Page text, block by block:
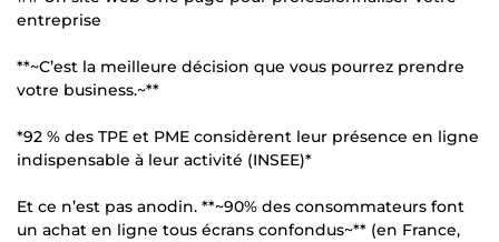
entreprise
**~C’est la meilleure décision que vous pourrez prendre
votre business.~**
*92 % des TPE et PME considèrent leur présence en ligne
indispensable à leur activité (INSEE)*
Et ce n’est pas anodin. **~90% des consommateurs font
un achat en ligne tous écrans confondus~** (en France,